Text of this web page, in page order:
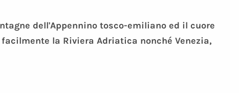
dell'Appennino tosco-emiliano ed il cuore
la Riviera Adriatica nonché Venezia,